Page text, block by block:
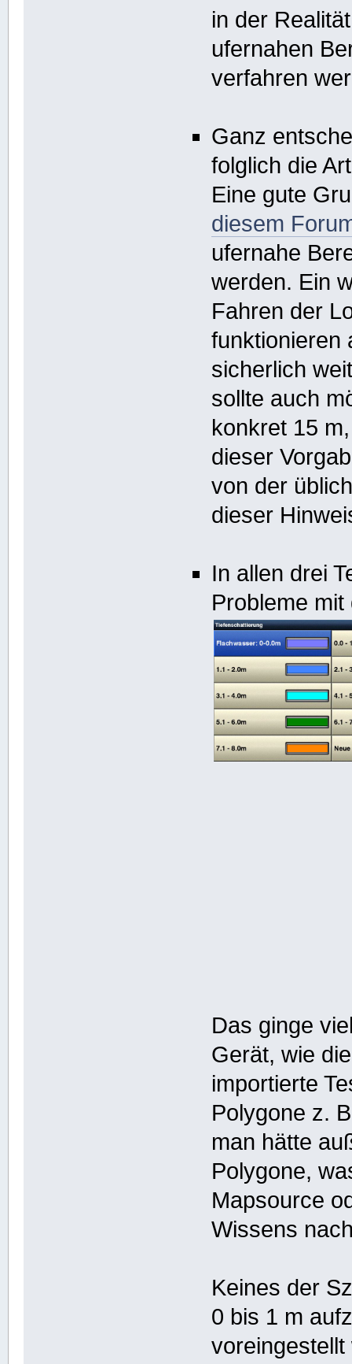
in der
ufernahen
verfahren
Ganz
folglich die
Eine gute
diesem
ufernahe
werden. Ein
Fahren der
funktionieren
sicherlich
sollte auch
konkret 15
dieser
von der
dieser
In allen drei
Probleme
Das ginge
Gerät, wie
importierte
Polygone z.
man hätte
Polygone,
Mapsource
Wissens
Keines der
0 bis 1 m